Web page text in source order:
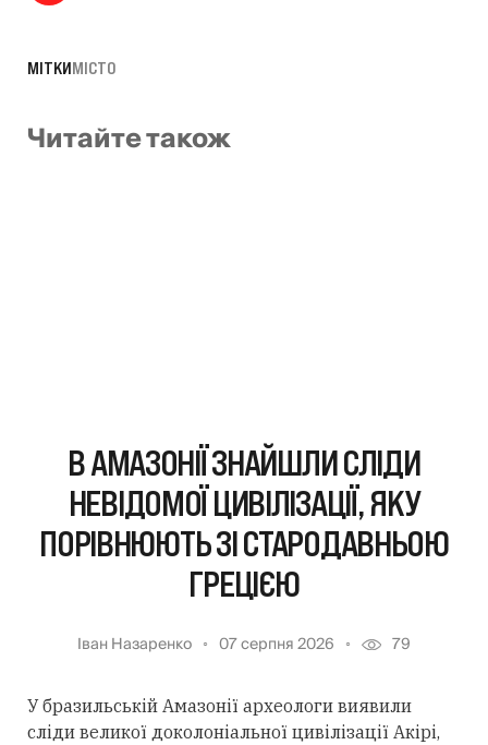
МІТКИМІСТО
Читайте також
В АМАЗОНІЇ ЗНАЙШЛИ СЛІДИ
НЕВІДОМОЇ ЦИВІЛІЗАЦІЇ, ЯКУ
ПОРІВНЮЮТЬ ЗІ СТАРОДАВНЬОЮ
ГРЕЦІЄЮ
Іван Назаренко 07 серпня 2026 79
У бразильській Амазонії археологи виявили
сліди великої доколоніальної цивілізації Акірі,